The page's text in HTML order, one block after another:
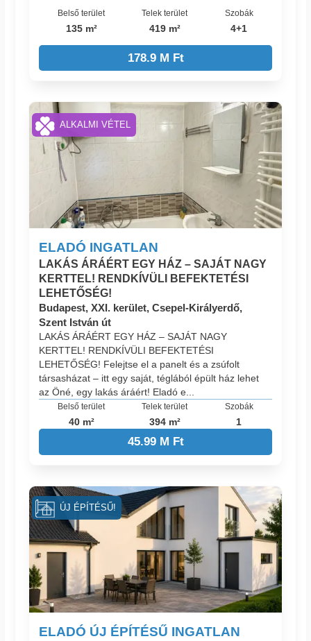
Belső terület
135 m²
Telek terület
419 m²
Szobák
4+1
178.9 M Ft
ELADÓ INGATLAN
LAKÁS ÁRÁÉRT EGY HÁZ – SAJÁT NAGY
KERTTEL! RENDKÍVÜLI BEFEKTETÉSI
LEHETŐSÉG!
Budapest, XXI. kerület, Csepel-Királyerdő,
Szent István út
LAKÁS ÁRÁÉRT EGY HÁZ – SAJÁT NAGY
KERTTEL! RENDKÍVÜLI BEFEKTETÉSI
LEHETŐSÉG! Felejtse el a panelt és a zsúfolt
társasházat – itt egy saját, téglából épült ház lehet
az Öné, egy lakás áráért! Eladó e...
Belső terület
40 m²
Telek terület
394 m²
Szobák
1
45.99 M Ft
ALKALMI VÉTEL
ELADÓ ÚJ ÉPÍTÉSŰ INGATLAN
ÚJ ÉPÍTÉSŰ!